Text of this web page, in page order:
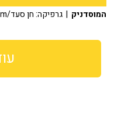
המוסדניק | גרפיקה: חן סעד/103fm